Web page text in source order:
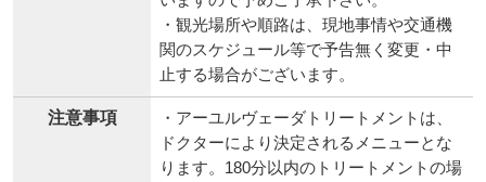
・観光場所や順路は、現地事情や交通機
関のスケジュール等で予告無く変更・中
止する場合がございます。
注意事項
・アーユルヴェーダトリートメントは、
ドクターにより決定されるメニューとな
ります。180分以内のトリートメントの場